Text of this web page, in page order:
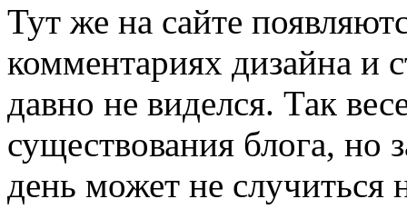
Тут же на сайте
комментариях дизайна и
давно не виделся. Так
существования блога, но
день может не случиться